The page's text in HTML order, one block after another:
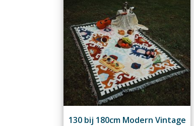
130 bij 180cm Modern Vintage